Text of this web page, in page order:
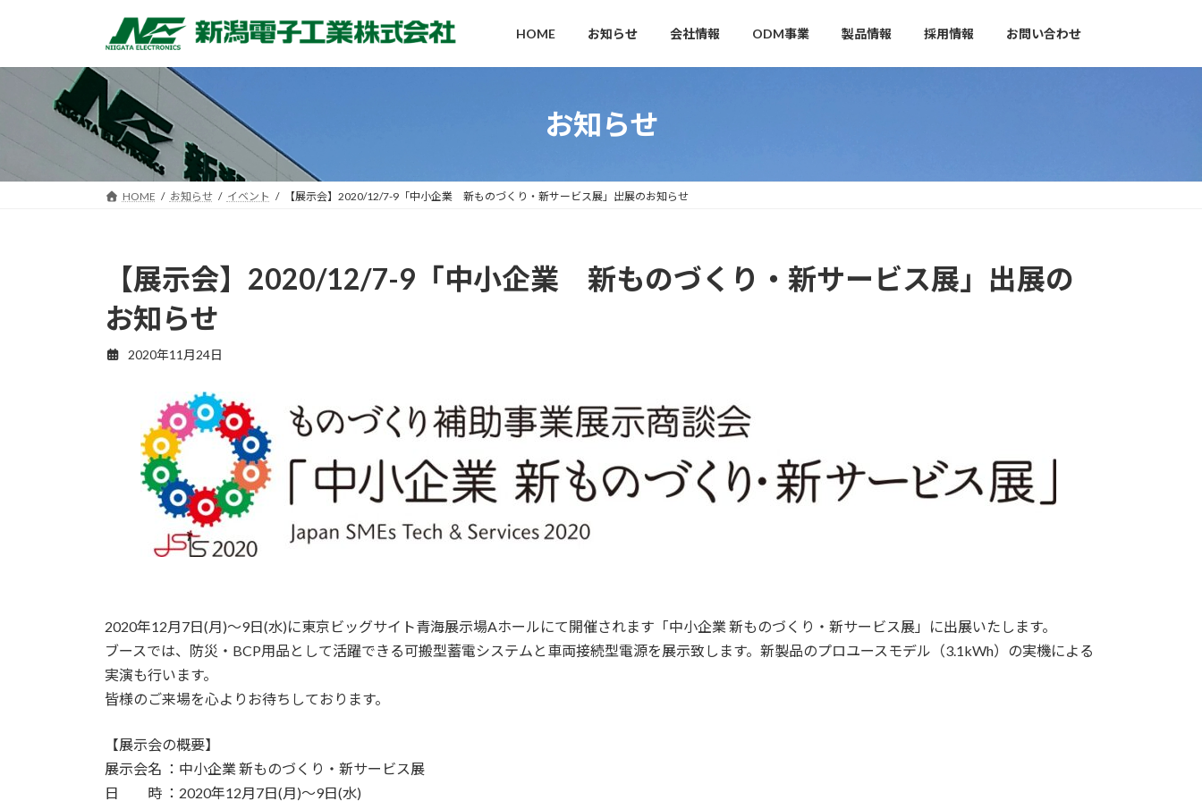
ス
ッ
ン
移
HOME お知らせ 会社情報 ODM事業 製品情報 採用情報 お問い合わせ
お知らせ
HOME お知らせ イベント 【展示会】2020/12/7-9「中小企業 新ものづくり・新サービス展」出展のお知らせ
【展示会】2020/12/7-9「中小企業 新ものづくり・新サービス展」出展の
お知らせ
2020年11月24日
2020年12月7日(月)～9日(水)に東京ビッグサイト青海展示場Aホールにて開催されます「中小企業 新ものづくり・新サービス展」に出展いたします。
ブースでは、防災・BCP用品として活躍できる可搬型蓄電システムと車両接続型電源を展示致します。新製品のプロユースモデル（3.1kWh）の実機による
実演も行います。
皆様のご来場を心よりお待ちしております。
【展示会の概要】
展示会名 ：中小企業 新ものづくり・新サービス展
日 時 ：2020年12月7日(月)～9日(水)